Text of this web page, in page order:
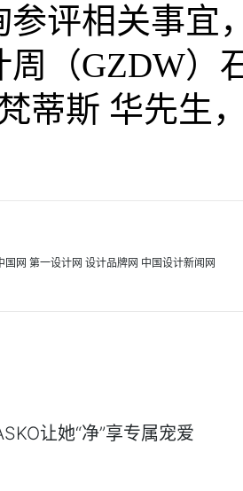
参评相关事宜
周（GZDW）
蒂斯 华先生
国网 第一设计网 设计品牌网 中国设计新闻网
让她“净”享专属宠爱